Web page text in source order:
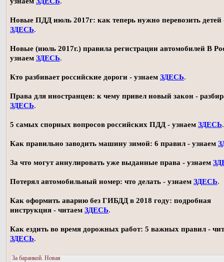
Новые ПДД июль 2017г: как теперь нужно перевозить детей
ЗДЕСЬ.
Новые (июль 2017г.) правила регистрации автомобилей В
узнаем ЗДЕСЬ.
Кто разбивает российские дороги - узнаем ЗДЕСЬ.
Права для иностранцев: к чему привел новый закон -
ЗДЕСЬ.
5 самых спорных вопросов российских ПДД - узнаем ЗДЕСЬ.
Как правильно заводить машину зимой: 6 правил - узнаем
За что могут аннулировать уже выданные права - узнаем
Потерял автомобильный номер: что делать - узнаем ЗДЕСЬ.
Как оформить аварию без ГИБДД в 2018 году: подробная
инструкция - читаем ЗДЕСЬ.
Как ездить во время дорожных работ: 5 важных правил -
ЗДЕСЬ.
За баранкой. Новая